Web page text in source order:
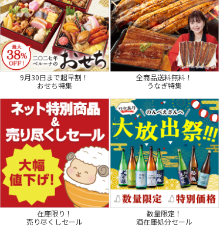
9月30日まで超早割！
おせち特集
全商品送料無料！
うなぎ特集
在庫限り！
売り尽くしセール
数量限定！
酒在庫処分セール